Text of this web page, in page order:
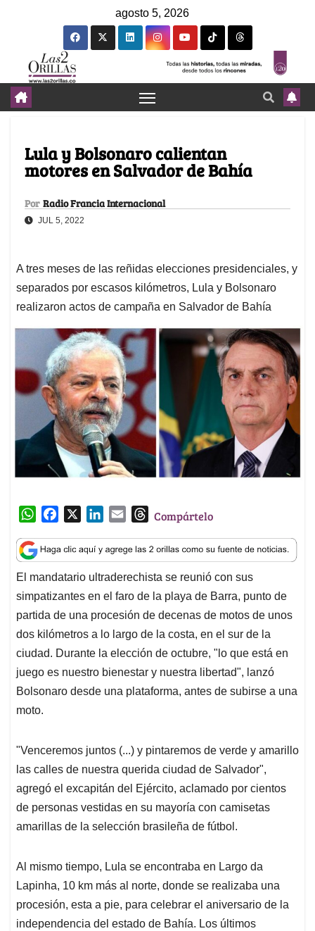
agosto 5, 2026
Lula y Bolsonaro calientan
motores en Salvador de Bahía
Por Radio Francia Internacional
JUL 5, 2022
A tres meses de las reñidas elecciones presidenciales, y
separados por escasos kilómetros, Lula y Bolsonaro
realizaron actos de campaña en Salvador de Bahía
W
a
t
s
A
p
p
c
e
b
o
o
k
n
k
e
d
I
n
a
i
l
T
r
e
a
d
s
Compártelo
El mandatario ultraderechista se reunió con sus
simpatizantes en el faro de la playa de Barra, punto de
partida de una procesión de decenas de motos de unos
dos kilómetros a lo largo de la costa, en el sur de la
ciudad. Durante la elección de octubre, "lo que está en
juego es nuestro bienestar y nuestra libertad", lanzó
Bolsonaro desde una plataforma, antes de subirse a una
moto.
"Venceremos juntos (...) y pintaremos de verde y amarillo
las calles de nuestra querida ciudad de Salvador",
agregó el excapitán del Ejército, aclamado por cientos
de personas vestidas en su mayoría con camisetas
amarillas de la selección brasileña de fútbol.
Al mismo tiempo, Lula se encontraba en Largo da
Lapinha, 10 km más al norte, donde se realizaba una
procesión, esta a pie, para celebrar el aniversario de la
independencia del estado de Bahía. Los últimos